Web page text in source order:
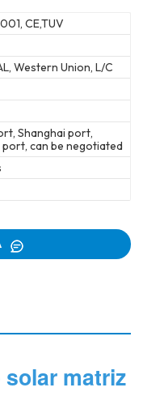
CE,TUV
Western Union, L/C
Shanghai port,
port, can be negotiated
matriz